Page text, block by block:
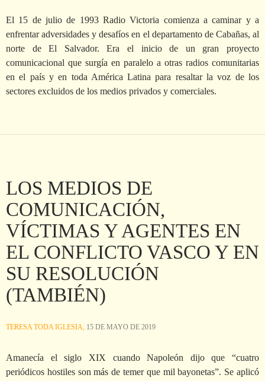
El 15 de julio de 1993 Radio Victoria comienza a caminar y a
enfrentar adversidades y desafíos en el departamento de Cabañas, al
norte de El Salvador. Era el inicio de un gran proyecto
comunicacional que surgía en paralelo a otras radios comunitarias
en el país y en toda América Latina para resaltar la voz de los
sectores excluidos de los medios privados y comerciales.
LOS MEDIOS DE
COMUNICACIÓN,
VÍCTIMAS Y AGENTES EN
EL CONFLICTO VASCO Y EN
SU RESOLUCIÓN
(TAMBIÉN)
TERESA TODA IGLESIA, 15 DE MAYO DE 2019
Amanecía el siglo XIX cuando Napoleón dijo que “cuatro
periódicos hostiles son más de temer que mil bayonetas”. Se aplicó